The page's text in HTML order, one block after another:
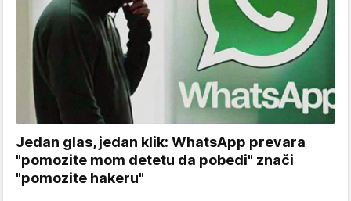
Jedan glas, jedan klik: WhatsApp prevara
"pomozite mom detetu da pobedi" znači
"pomozite hakeru"